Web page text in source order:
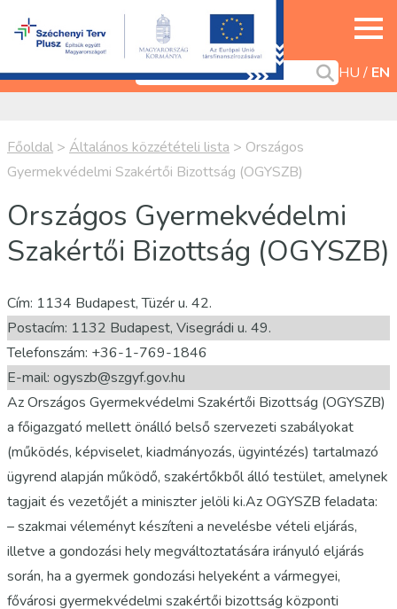
HU EN
Főoldal > Általános közzétételi lista > Országos
Gyermekvédelmi Szakértői Bizottság (OGYSZB)
Országos Gyermekvédelmi
Szakértői Bizottság (OGYSZB)
Cím: 1134 Budapest, Tüzér u. 42.
Postacím: 1132 Budapest, Visegrádi u. 49.
Telefonszám: +36-1-769-1846
E-mail: ogyszb@szgyf.gov.hu
Az Országos Gyermekvédelmi Szakértői Bizottság (OGYSZB)
a főigazgató mellett önálló belső szervezeti szabályokat
(működés, képviselet, kiadmányozás, ügyintézés) tartalmazó
ügyrend alapján működő, szakértőkből álló testület, amelynek
tagjait és vezetőjét a miniszter jelöli ki.Az OGYSZB feladata:
– szakmai véleményt készíteni a nevelésbe vételi eljárás,
illetve a gondozási hely megváltoztatására irányuló eljárás
során, ha a gyermek gondozási helyeként a vármegyei,
fővárosi gyermekvédelmi szakértői bizottság központi